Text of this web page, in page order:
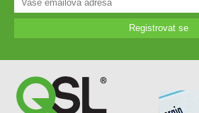
Registrovat se